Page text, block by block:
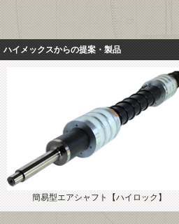
ハイメックスからの提案・製品
簡易型エアシャフト【ハイロック】